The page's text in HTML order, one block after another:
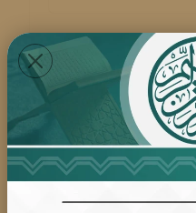
الحميدي الأثري